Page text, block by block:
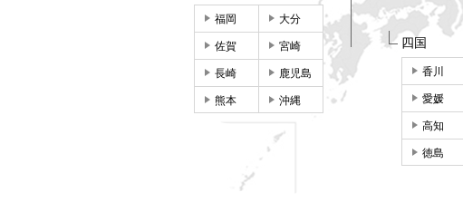
四国
香川
愛媛
高知
徳島
福岡 大分
佐賀 宮崎
長崎 鹿児島
熊本 沖縄